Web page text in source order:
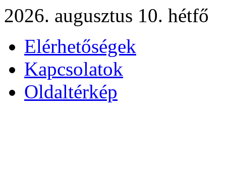
2026. augusztus 10. hétfő
Elérhetőségek
Kapcsolatok
Oldaltérkép